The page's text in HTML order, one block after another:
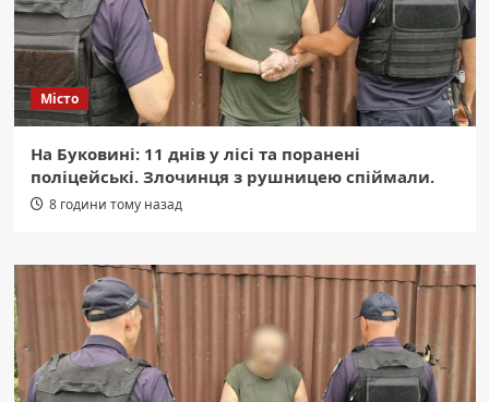
Місто
На Буковині: 11 днів у лісі та поранені
поліцейські. Злочинця з рушницею спіймали.
8 години тому назад